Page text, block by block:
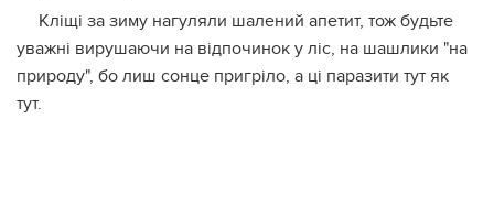
Кліщі за зиму нагуляли шалений апетит, тож будьте
уважні вирушаючи на відпочинок у ліс, на шашлики "на
природу", бо лиш сонце пригріло, а ці паразити тут як
тут.